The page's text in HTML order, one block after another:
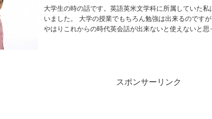
大学生の時の話です。英語英米文学科に所属していた
いました。 大学の授業でもちろん勉強は出来るのです
やはりこれからの時代英会話が出来ないと使えないと思
スポンサーリンク